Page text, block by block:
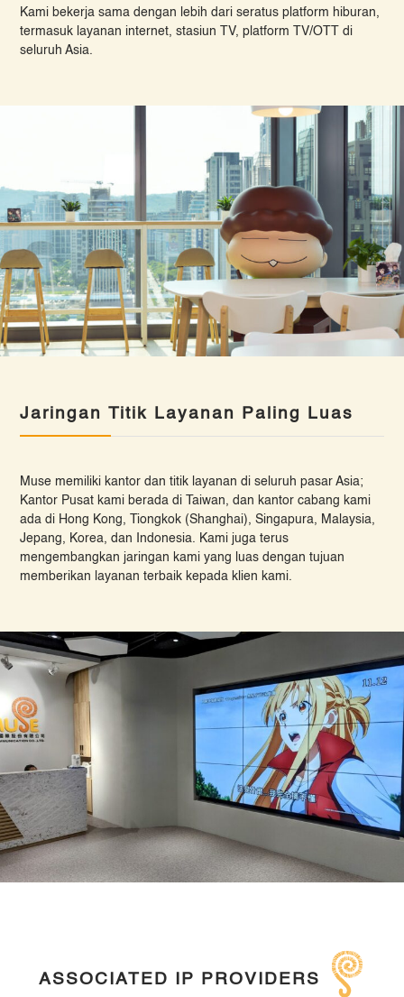
Kami bekerja sama dengan lebih dari seratus platform hiburan,
termasuk layanan internet, stasiun TV, platform TV/OTT di
seluruh Asia.
Jaringan Titik Layanan Paling Luas
Muse memiliki kantor dan titik layanan di seluruh pasar Asia;
Kantor Pusat kami berada di Taiwan, dan kantor cabang kami
ada di Hong Kong, Tiongkok (Shanghai), Singapura, Malaysia,
Jepang, Korea, dan Indonesia. Kami juga terus
mengembangkan jaringan kami yang luas dengan tujuan
memberikan layanan terbaik kepada klien kami.
ASSOCIATED IP PROVIDERS